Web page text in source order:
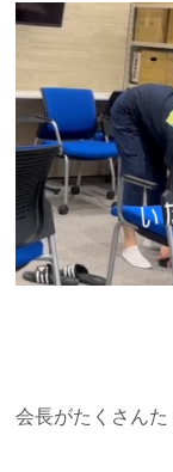
会長がたくさんた